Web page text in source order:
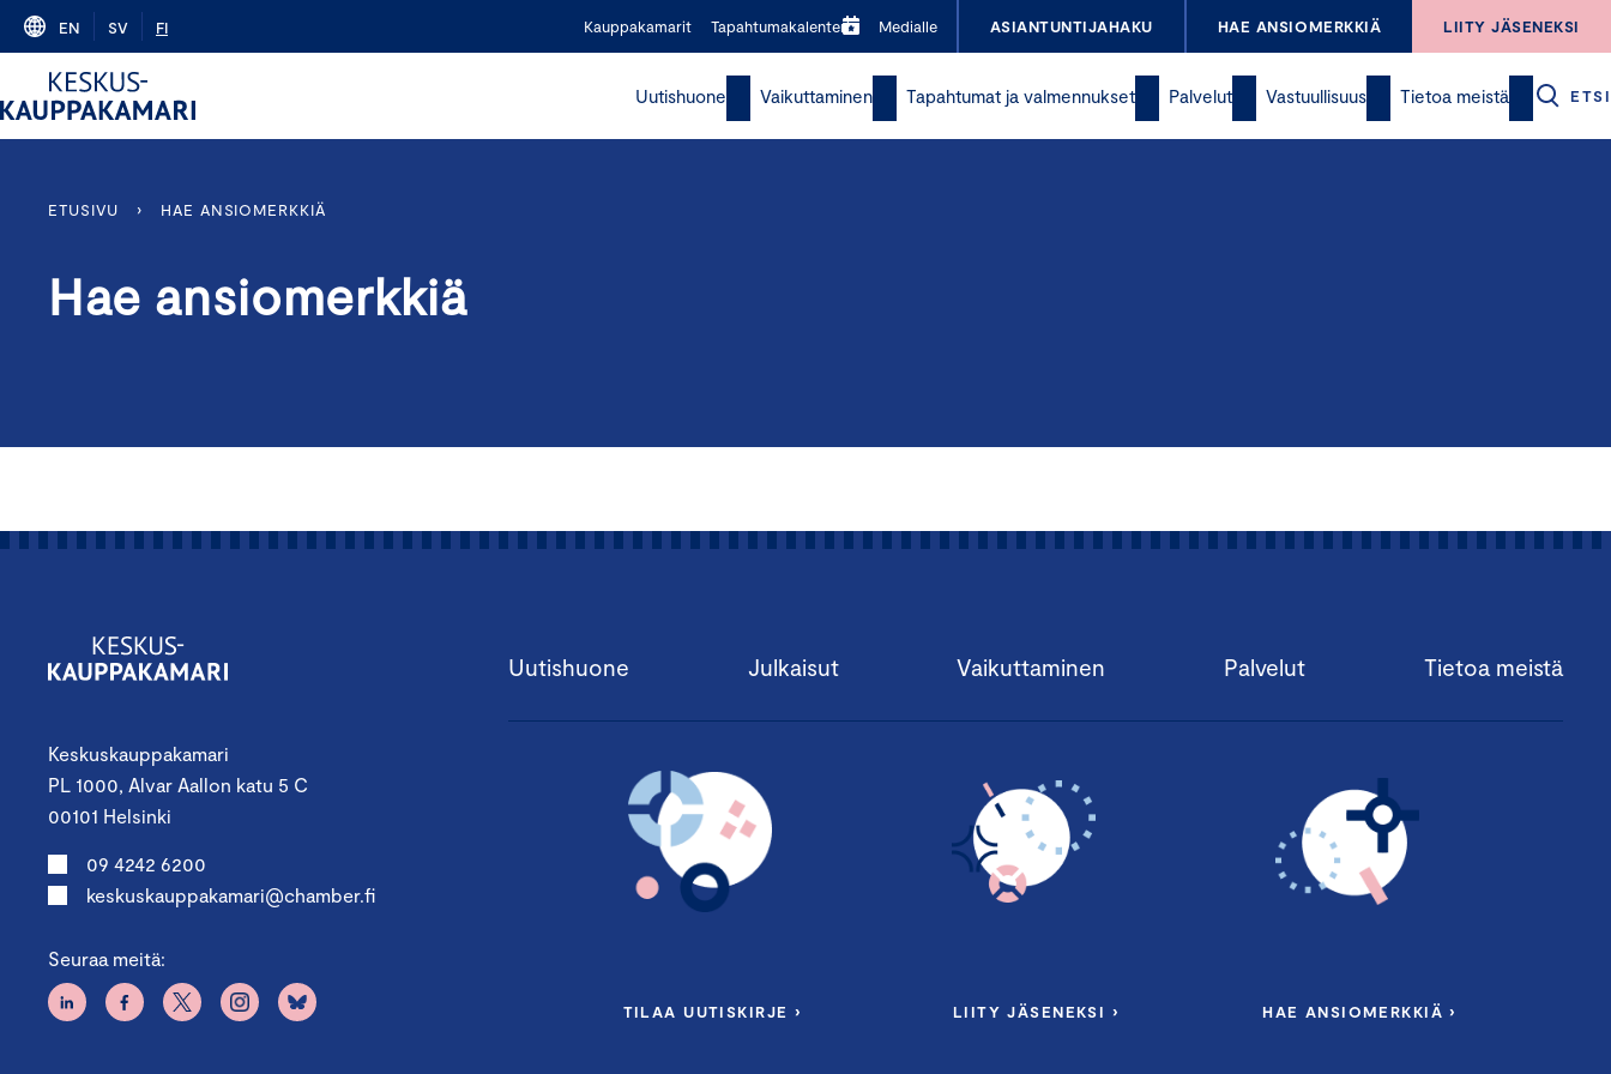
Skip
content
EN SV FI Kauppakamarit Tapahtumakalenteri Medialle ASIANTUNTIJAHAKU HAE ANSIOMERKKIÄ LIITY JÄSENEKSI
Uutishuone Vaikuttaminen Tapahtumat ja valmennukset Palvelut Vastuullisuus Tietoa meistä ETSI
ETUSIVU › HAE ANSIOMERKKIÄ
Hae ansiomerkkiä
Keskuskauppakamari
PL 1000, Alvar Aallon katu 5 C
00101 Helsinki
09 4242 6200
keskuskauppakamari@chamber.fi
Seuraa meitä:
Uutishuone Julkaisut Vaikuttaminen Palvelut Tietoa meistä
TILAA UUTISKIRJE › LIITY JÄSENEKSI › HAE ANSIOMERKKIÄ ›